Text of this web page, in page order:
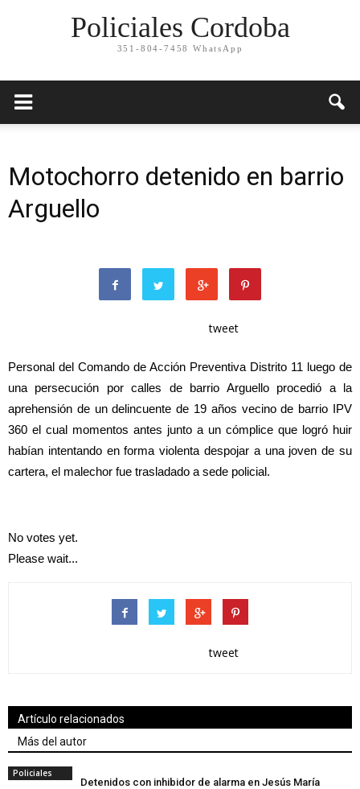
Policiales Cordoba
351-804-7458 WhatsApp
Motochorro detenido en barrio
Arguello
tweet
Personal del Comando de Acción Preventiva Distrito 11 luego de
una persecución por calles de barrio Arguello procedió a la
aprehensión de un delincuente de 19 años vecino de barrio IPV
360 el cual momentos antes junto a un cómplice que logró huir
habían intentando en forma violenta despojar a una joven de su
cartera, el malechor fue trasladado a sede policial.
No votes yet.
Please wait...
tweet
Artículo relacionados
Más del autor
Policiales
Detenidos con inhibidor de alarma en Jesús María